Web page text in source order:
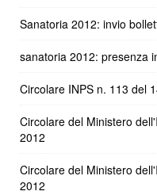
Sanatoria 2012: invio
sanatoria 2012: presenza
Circolare INPS n. 113 del
Circolare del Ministero
2012
Circolare del Ministero
2012